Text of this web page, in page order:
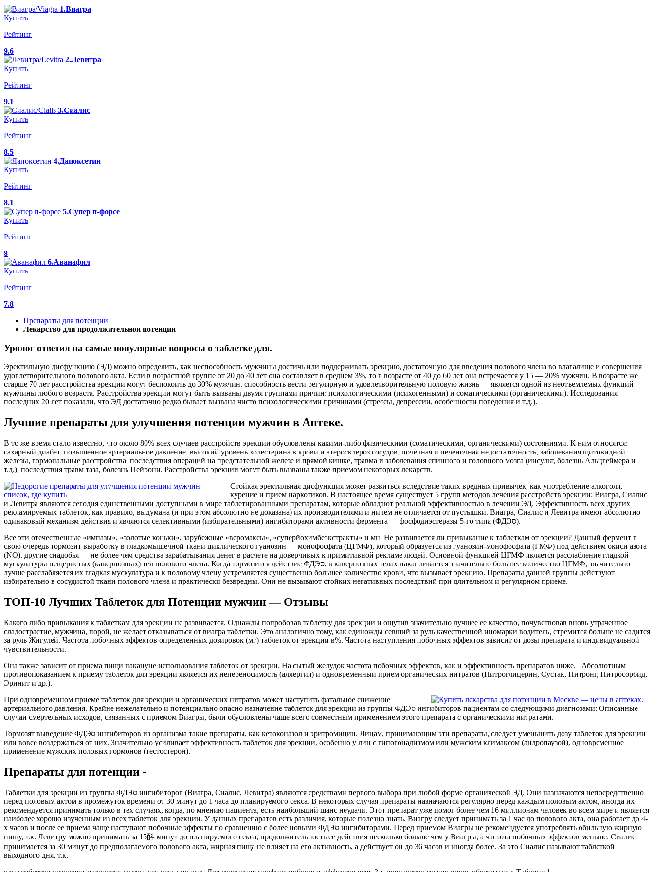
1.Виагра
Купить
Рейтинг
9.6
2.Левитра
Купить
Рейтинг
9.1
3.Сиалис
Купить
Рейтинг
8.5
4.Дапоксетин
Купить
Рейтинг
8.1
5.Супер п-форсе
Купить
Рейтинг
8
6.Аванафил
Купить
Рейтинг
7.8
Препараты для потенции
Лекарство для продолжительной потенции
Уролог ответил на самые популярные вопросы о таблетке для.
Эректильную дисфункцию (ЭД) можно определить, как неспособность мужчины достичь или поддерживать эрекцию, достаточную для введения полового члена во влагалище и совершения
удовлетворительного полового акта. Если в возрастной группе от 20 до 40 лет она составляет в среднем 3%, то в возрасте от 40 до 60 лет она встречается у 15 — 20% мужчин. В возрасте же
старше 70 лет расстройства эрекции могут беспокоить до 30% мужчин. способность вести регулярную и удовлетворительную половую жизнь — является одной из неотъемлемых функций
мужчины любого возраста. Расстройства эрекции могут быть вызваны двумя группами причин: психологическими (психогенными) и соматическими (органическими). Исследования
последних 20 лет показали, что ЭД достаточно редко бывает вызвана чисто психологическими причинами (стрессы, депрессии, особенности поведения и т.д.).
Лучшие препараты для улучшения потенции мужчин в Аптеке.
В то же время стало известно, что около 80% всех случаев расстройств эрекции обусловлены какими-либо физическими (соматическими, органическими) состояниями. К ним относятся:
сахарный диабет, повышенное артериальное давление, высокий уровень холестерина в крови и атеросклероз сосудов, почечная и печеночная недостаточность, заболевания щитовидной
железы, гормональные расстройства, последствия операций на предстательной железе и прямой кишке, травма и заболевания спинного и головного мозга (инсульт, болезнь Альцгеймера и
т.д.), последствия травм таза, болезнь Пейрони. Расстройства эрекции могут быть вызваны также приемом некоторых лекарств.
Стойкая эректильная дисфункция может развиться вследствие таких вредных привычек, как употребление алкоголя,
курение и прием наркотиков. В настоящее время существует 5 групп методов лечения расстройств эрекции: Виагра, Сиалис
и Левитра являются сегодня единственными доступными в мире таблетированными препаратам, которые обладают реальной эффективностью в лечении ЭД. Эффективность всех других
рекламируемых таблеток, как правило, выдумана (и при этом абсолютно не доказана) их производителями и ничем не отличается от пустышки. Виагра, Сиалис и Левитра имеют абсолютно
одинаковый механизм действия и являются селективными (избирательными) ингибиторами активности фермента — фосфодиэстеразы 5-го типа (ФДЭס).
Все эти отечественные «импазы», «золотые коньки», зарубежные «веромаксы», «суперйохимбеэкстракты» и мн. Не развивается ли привыкание к таблеткам от эрекции? Данный фермент в
свою очередь тормозит выработку в гладкомышечной ткани циклического гуанозин — монофосфата (ЦГМФ), который образуется из гуанозин-монофосфата (ГМФ) под действием окиси азота
(NO). другие снадобья — не более чем средства зарабатывания денег в расчете на доверчивых к примитивной рекламе людей. Основной функцией ЦГМФ является расслабление гладкой
мускулатуры пещеристых (кавернозных) тел полового члена. Когда тормозится действие ФДЭס, в кавернозных телах накапливается значительно большее количество ЦГМФ, значительно
лучше расслабляется их гладкая мускулатура и к половому члену устремляется существенно большее количество крови, что вызывает эрекцию. Препараты данной группы действуют
избирательно в сосудистой ткани полового члена и практически безвредны. Они не вызывают стойких негативных последствий при длительном и регулярном приеме.
ТОП-10 Лучших Таблеток для Потенции мужчин — Отзывы
Какого либо привыкания к таблеткам для эрекции не развивается. Однажды попробовав таблетку для эрекции и ощутив значительно лучшее ее качество, почувствовав вновь утраченное
сладострастие, мужчина, порой, не желает отказываться от виагра таблетки. Это аналогично тому, как единожды севший за руль качественной иномарки водитель, стремится больше не садится
за руль Жигулей. Частота побочных эффектов определенных дозировок (мг) таблеток от эрекции в%. Частота наступления побочных эффектов зависит от дозы препарата и индивидуальной
чувствительности.
Она также зависит от приема пищи накануне использования таблеток от эрекции. На сытый желудок частота побочных эффектов, как и эффективность препаратов ниже. Абсолютным
противопоказанием к приему таблеток для эрекции является их непереносимость (аллергия) и одновременный прием органических нитратов (Нитроглицерин, Сустак, Нитронг, Нитросорбид,
Эринит и др.).
При одновременном приеме таблеток для эрекции и органических нитратов может наступить фатальное снижение
артериального давления. Крайне нежелательно и потенциально опасно назначение таблеток для эрекции из группы ФДЭס ингибиторов пациентам со следующими диагнозами: Описанные
случаи смертельных исходов, связанных с приемом Виагры, были обусловлены чаще всего совместным применением этого препарата с органическими нитратами.
Тормозят выведение ФДЭס ингибиторов из организма такие препараты, как кетоконазол и эритромицин. Лицам, принимающим эти препараты, следует уменьшить дозу таблеток для эрекции
или вовсе воздержаться от них. Значительно усиливает эффективность таблеток для эрекции, особенно у лиц с гипогонадизмом или мужским климаксом (андропаузой), одновременное
применение мужских половых гормонов (тестостерон).
Препараты для потенции -
Таблетки для эрекции из группы ФДЭס ингибиторов (Виагра, Сиалис, Левитра) являются средствами первого выбора при любой форме органической ЭД. Они назначаются непосредственно
перед половым актом в промежуток времени от 30 минут до 1 часа до планируемого секса. В некоторых случая препараты назначаются регулярно перед каждым половым актом, иногда их
рекомендуется принимать только в тех случаях, когда, по мнению пациента, есть наибольший шанс неудачи. Этот препарат уже помог более чем 16 миллионам человек во всем мире и является
наиболее хорошо изученным из всех таблеток для эрекции. У данных препаратов есть различия, которые полезно знать. Виагру следует принимать за 1 час до полового акта, она работает до 4-
х часов и после ее приема чаще наступают побочные эффекты по сравнению с более новыми ФДЭס ингибиторами. Перед приемом Виагры не рекомендуется употреблять обильную жирную
пищу, т.к. Левитру можно принимать за 15㪶 минут до планируемого секса, продолжительность ее действия несколько больше чем у Виагры, а частота побочных эффектов меньше. Сиалис
принимается за 30 минут до предполагаемого полового акта, жирная пища не влияет на его активность, а действует он до 36 часов и иногда более. За это Сиалис называют таблеткой
выходного дня, т.к.